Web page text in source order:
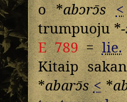
o *abɔrɔ̄s <
trumpuoju *
E 789=lie.
Kitaip
*abarɔ̄s <*